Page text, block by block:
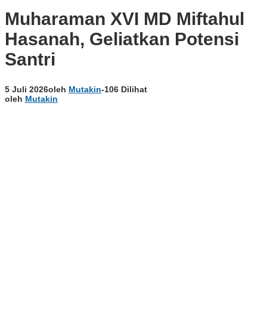
Muharaman XVI MD Miftahul
Hasanah, Geliatkan Potensi
Santri
5 Juli 2026oleh Mutakin-106 Dilihat
oleh Mutakin